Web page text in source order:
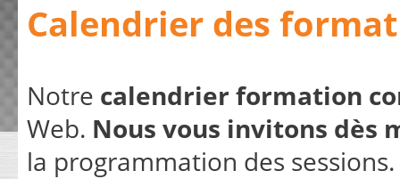
Calendrier des
Notre calendrier formation
Web. Nous vous invitons dès
la programmation des sessions.